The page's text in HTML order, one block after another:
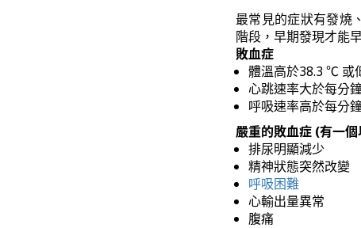
最常見的症狀有發燒
階段，早期發現才能
敗血症
體溫高於38.3 ℃
心跳速率大於每分
呼吸速率高於每分
嚴重的敗血症 (有一
排尿明顯減少
精神狀態突然改變
呼吸困難
心輸出量異常
腹痛